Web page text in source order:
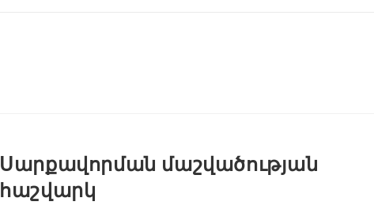
Սարքավորման մաշվածության
հաշվարկ